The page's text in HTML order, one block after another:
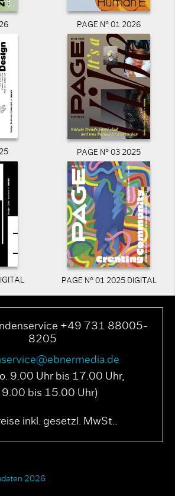
PAGE N° 01 2026
PAGE N° 03 2025
PAGE N° 01 2025 DIGITAL
+49 731 88005-
8205
9.00 Uhr bis 17.00 Uhr,
9.00 bis 15.00 Uhr)
inkl. gesetzl. MwSt..
2026